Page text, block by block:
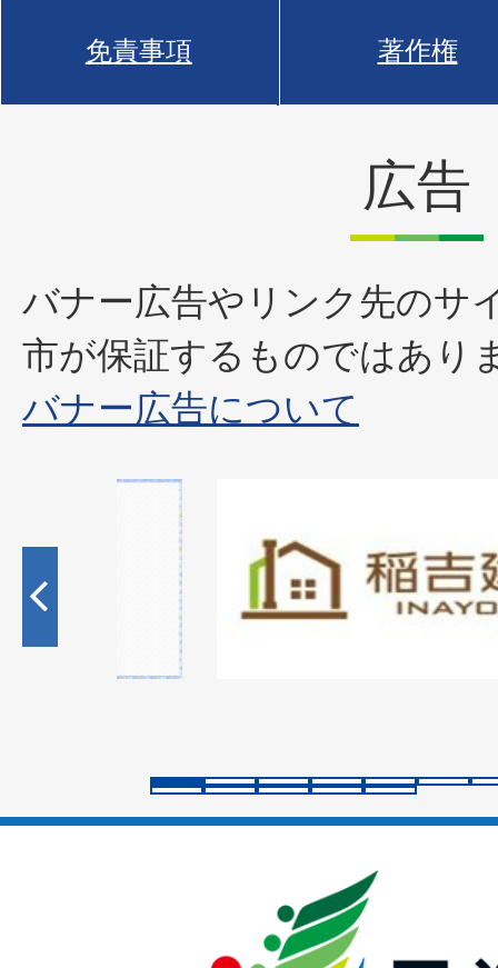
免責事項 著作権
広告
バナー広告やリンク先のサ
市が保証するものではあり
バナー広告について
枚
目
ラ
イ